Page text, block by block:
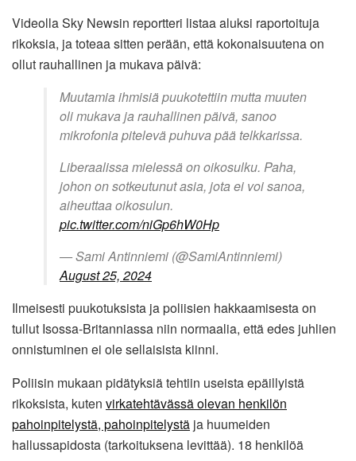
Videolla Sky Newsin reportteri listaa aluksi raportoituja
rikoksia, ja toteaa sitten perään, että kokonaisuutena on
ollut rauhallinen ja mukava päivä:
Muutamia ihmisiä puukotettiin mutta muuten
oli mukava ja rauhallinen päivä, sanoo
mikrofonia pitelevä puhuva pää telkkarissa.
Liberaalissa mielessä on oikosulku. Paha,
johon on sotkeutunut asia, jota ei voi sanoa,
aiheuttaa oikosulun.
pic.twitter.com/niGp6hW0Hp
— Sami Antinniemi (@SamiAntinniemi)
August 25, 2024
Ilmeisesti puukotuksista ja poliisien hakkaamisesta on
tullut Isossa-Britanniassa niin normaalia, että edes juhlien
onnistuminen ei ole sellaisista kiinni.
Poliisin mukaan pidätyksiä tehtiin useista epäillyistä
rikoksista, kuten virkatehtävässä olevan henkilön
pahoinpitelystä, pahoinpitelystä ja huumeiden
hallussapidosta (tarkoituksena levittää). 18 henkilöä